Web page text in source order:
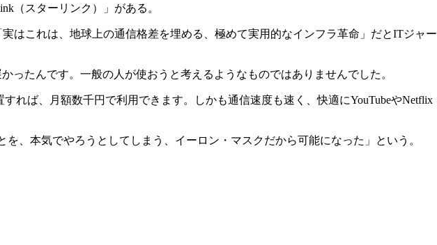
（スターリンク）」がある。
はこれは、地球上の通信格差を埋める、極めて実用的なインフラ革命」だとITジャー
ったんです。一般の人が使おうと考えるようなものではありませんでした。
れば、月額数千円で利用できます。しかも通信速度も速く、快適にYouTubeやNetflix
、本気でやろうとしてしまう、イーロン・マスクだから可能になった」という。